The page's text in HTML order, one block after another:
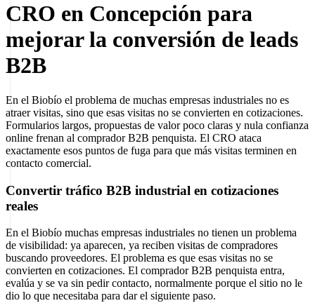
CRO en Concepción para
mejorar la conversión de leads
B2B
En el Biobío el problema de muchas empresas industriales no es
atraer visitas, sino que esas visitas no se convierten en cotizaciones.
Formularios largos, propuestas de valor poco claras y nula confianza
online frenan al comprador B2B penquista. El CRO ataca
exactamente esos puntos de fuga para que más visitas terminen en
contacto comercial.
Convertir tráfico B2B industrial en cotizaciones
reales
En el Biobío muchas empresas industriales no tienen un problema
de visibilidad: ya aparecen, ya reciben visitas de compradores
buscando proveedores. El problema es que esas visitas no se
convierten en cotizaciones. El comprador B2B penquista entra,
evalúa y se va sin pedir contacto, normalmente porque el sitio no le
dio lo que necesitaba para dar el siguiente paso.